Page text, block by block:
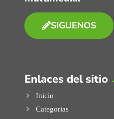
SIGUENOS
Enlaces del sitio
Inicio
Categorias